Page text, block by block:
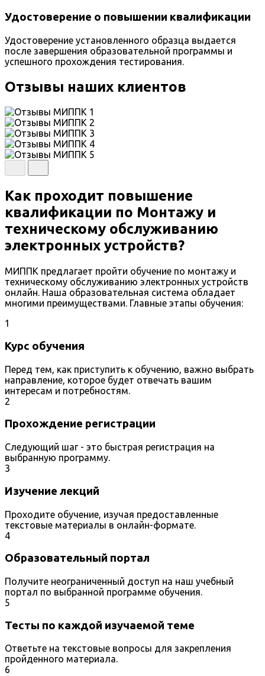
Удостоверение о повышении квалификации
Удостоверение установленного образца выдается
после завершения образовательной программы и
успешного прохождения тестирования.
Отзывы наших клиентов
Как проходит повышение
квалификации по Монтажу и
техническому обслуживанию
электронных устройств?
МИППК предлагает пройти обучение по монтажу и
техническому обслуживанию электронных устройств
онлайн. Наша образовательная система обладает
многими преимуществами. Главные этапы обучения:
1
Курс обучения
Перед тем, как приступить к обучению, важно выбрать
направление, которое будет отвечать вашим
интересам и потребностям.
2
Прохождение регистрации
Следующий шаг - это быстрая регистрация на
выбранную программу.
3
Изучение лекций
Проходите обучение, изучая предоставленные
текстовые материалы в онлайн-формате.
4
Образовательный портал
Получите неограниченный доступ на наш учебный
портал по выбранной программе обучения.
5
Тесты по каждой изучаемой теме
Ответьте на текстовые вопросы для закрепления
пройденного материала.
6